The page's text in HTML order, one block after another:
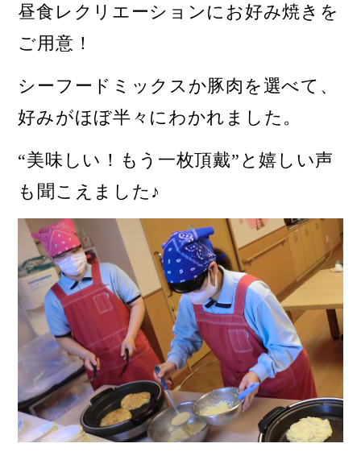
昼食レクリエーションにお好み焼きを
ご用意！
シーフードミックスか豚肉を選べて、
好みがほぼ半々にわかれました。
“美味しい！もう一枚頂戴”と嬉しい声
も聞こえました♪